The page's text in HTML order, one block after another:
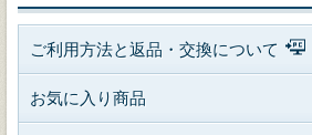
ご利用方法と返品・交換について
お気に入り商品